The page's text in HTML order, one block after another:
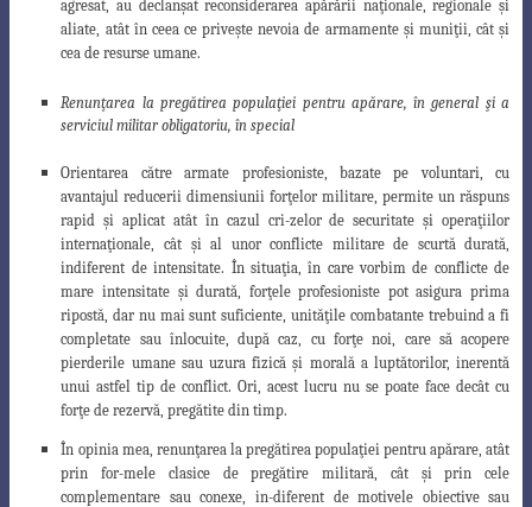
agresat, au declanşat reconsiderarea apărării naţionale, regionaleşi
aliate, atât în ceea ce priveşte nevoia de armamente şi muniţii, câtşi
cea de resurse umane.
Renunţarea la pregătirea populaţiei pentru apărare, în general şi a
serviciul militar obligatoriu, în special
Orientarea către armate profesioniste, bazate pe voluntari, cu
avantajul reducerii dimensiunii forţelor militare, permite un răspuns
rapidşi aplicat atât în cazul cri-zelor de securitateşi operaţiilor
internaţionale, cât şi al unor conflicte militare de scurtă durată,
indiferent de intensitate. În situaţia, în care vorbim de conflicte de
mare intensitate şi durată, forţele profesioniste pot asigura prima
ripostă, dar nu mai sunt suficiente, unităţile combatante trebuind a fi
completate sau înlocuite, după caz, cu forţe noi, care să acopere
pierderile umane sau uzura fizicăşi morală a luptătorilor, inerentă
unui astfel tip de conflict. Ori, acest lucru nu se poate face decât cu
forţe de rezervă, pregătite din timp.
În opinia mea, renunţarea la pregătirea populaţiei pentru apărare, atât
prin for-mele clasice de pregătire militară, cât şi prin cele
complementare sau conexe, in-diferent de motivele obiective sau